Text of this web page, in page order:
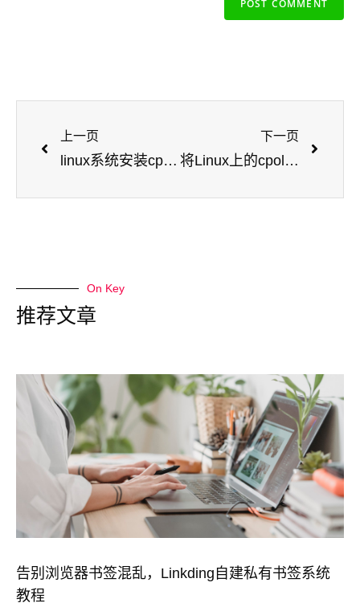
上一页
linux系统安装cpolar内网穿透
下一页
将Linux上的cpolar内网穿透配置为开机自启动
On Key
推荐文章
告别浏览器书签混乱，Linkding自建私有书签系统
教程